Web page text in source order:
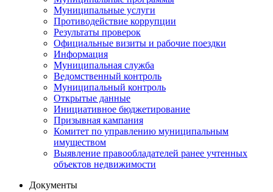
Муниципальные услуги
Противодействие коррупции
Результаты проверок
Официальные визиты и рабочие поездки
Информация
Муниципальная служба
Ведомственный контроль
Муниципальный контроль
Открытые данные
Инициативное бюджетирование
Призывная кампания
Комитет по управлению муниципальным
имуществом
Выявление правообладателей ранее учтенных
объектов недвижимости
Документы